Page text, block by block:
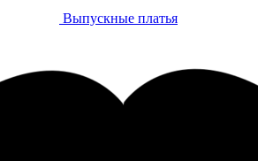
Выпускные платья